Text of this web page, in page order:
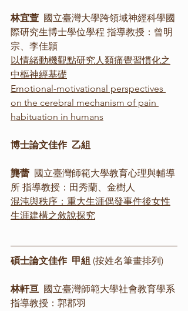
林宜萱
  國立臺灣大學跨領域神經科學國
際研究生博士學位學程 指導教授：曾明
宗、李佳頴
以情緒動機觀點研究人類痛覺習慣化之
中樞神經基礎
Emotional-motivational perspectives
on the cerebral mechanism of pain
habituation in humans
博士論文佳作  乙組
龔蕾
  國立臺灣師範大學教育心理與輔導
所 指導教授：田秀蘭、金樹人
混沌與秩序：重大生涯偶發事件後女性
生涯建構之敘說探究
碩士論文佳作  甲組 (按姓名筆畫排列)
林軒亘
  國立臺灣師範大學社會教育學系
指導教授：郭郡羽